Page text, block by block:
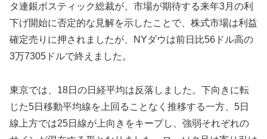
タ連銀ボスティック総裁が、市場が期待する来年3月の利
下げ開始に否定的な見解を示したことで、株式市場は利益
確定売りに押されましたが、NYダウは前日比56ドル高の
3万7305ドルで終えました。
東京では、18日の日経平均は反落しました。下向きに転
じた5日移動平均線を上回ることなく推移する一方、5日
線上方では25日線が上向きをキープし、強弱それぞれの